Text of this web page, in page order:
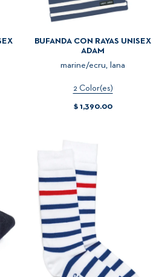
BUFANDA CON RAYAS UNISEX
ADAM
marine/ecru, lana
2 Color(es)
$ 1,390.00